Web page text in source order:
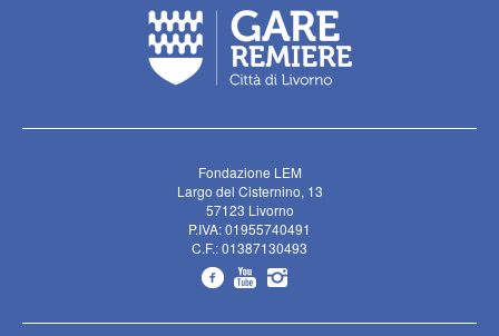
Fondazione LEM
Largo del Cisternino, 13
57123 Livorno
P.IVA: 01955740491
C.F.: 01387130493